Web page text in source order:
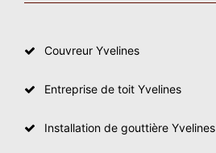
Couvreur Yvelines
Entreprise de toit Yvelines
Installation de gouttière Yvelines